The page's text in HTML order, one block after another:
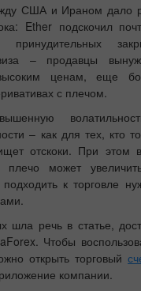
США и Ираном дало
Ether подскочил
– продавцы
ценам, еще
с плечом.
– как для тех, кто
отскоки. При этом
может
к торговле
шла речь в статье,
Чтобы
открыть торговый
компании.